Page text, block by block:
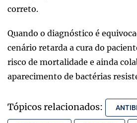
correto.
Quando o diagnóstico é
cenário retarda a cura do
risco de mortalidade e ainda
aparecimento de bactérias
Tópicos relacionados: